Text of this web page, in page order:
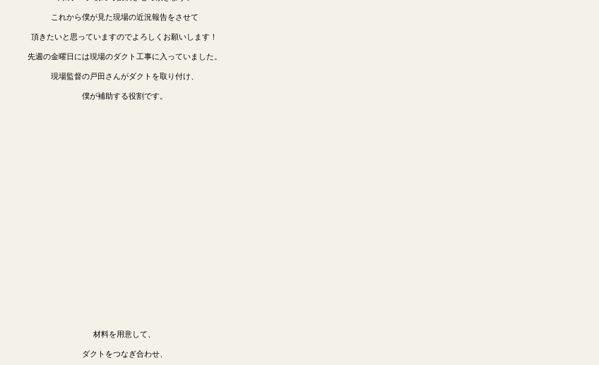
これから僕が見た現場の近況報告をさせて
頂きたいと思っていますのでよろしくお願いします！
先週の金曜日には現場のダクト工事に入っていました。
現場監督の戸田さんがダクトを取り付け、
僕が補助する役割です。
材料を用意して、
ダクトをつなぎ合わせ、